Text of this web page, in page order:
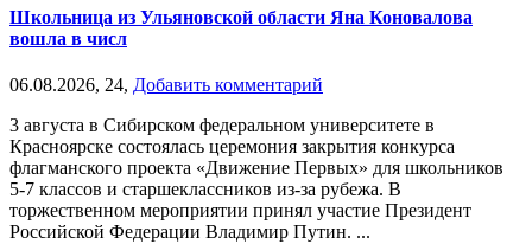
Школьница из Ульяновской области Яна Коновалова
вошла в числ
06.08.2026, 24, Добавить комментарий
3 августа в Сибирском федеральном университете в
Красноярске состоялась церемония закрытия конкурса
флагманского проекта «Движение Первых» для школьников
5-7 классов и старшеклассников из-за рубежа. В
торжественном мероприятии принял участие Президент
Российской Федерации Владимир Путин. ...